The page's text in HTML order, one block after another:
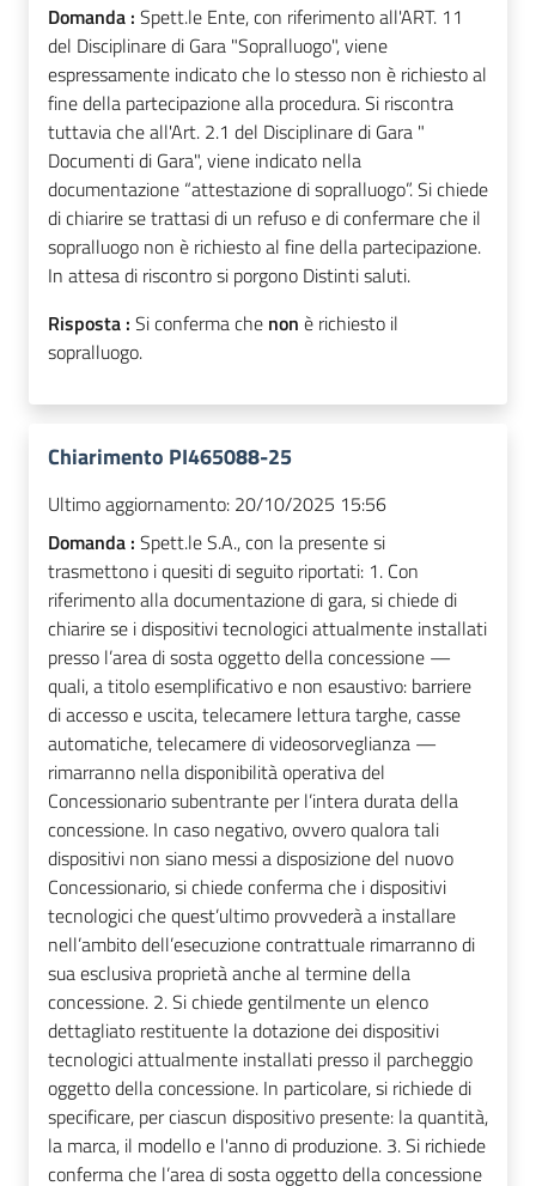
Domanda : Spett.le Ente, con riferimento all'ART. 11
del Disciplinare di Gara "Sopralluogo", viene
espressamente indicato che lo stesso non è richiesto al
fine della partecipazione alla procedura. Si riscontra
tuttavia che all'Art. 2.1 del Disciplinare di Gara "
Documenti di Gara", viene indicato nella
documentazione “attestazione di sopralluogo”. Si chiede
di chiarire se trattasi di un refuso e di confermare che il
sopralluogo non è richiesto al fine della partecipazione.
In attesa di riscontro si porgono Distinti saluti.
Risposta : Si conferma che non è richiesto il
sopralluogo.
Chiarimento PI465088-25
Ultimo aggiornamento: 20/10/2025 15:56
Domanda : Spett.le S.A., con la presente si
trasmettono i quesiti di seguito riportati: 1. Con
riferimento alla documentazione di gara, si chiede di
chiarire se i dispositivi tecnologici attualmente installati
presso l’area di sosta oggetto della concessione —
quali, a titolo esemplificativo e non esaustivo: barriere
di accesso e uscita, telecamere lettura targhe, casse
automatiche, telecamere di videosorveglianza —
rimarranno nella disponibilità operativa del
Concessionario subentrante per l’intera durata della
concessione. In caso negativo, ovvero qualora tali
dispositivi non siano messi a disposizione del nuovo
Concessionario, si chiede conferma che i dispositivi
tecnologici che quest’ultimo provvederà a installare
nell’ambito dell’esecuzione contrattuale rimarranno di
sua esclusiva proprietà anche al termine della
concessione. 2. Si chiede gentilmente un elenco
dettagliato restituente la dotazione dei dispositivi
tecnologici attualmente installati presso il parcheggio
oggetto della concessione. In particolare, si richiede di
specificare, per ciascun dispositivo presente: la quantità,
la marca, il modello e l'anno di produzione. 3. Si richiede
conferma che l’area di sosta oggetto della concessione